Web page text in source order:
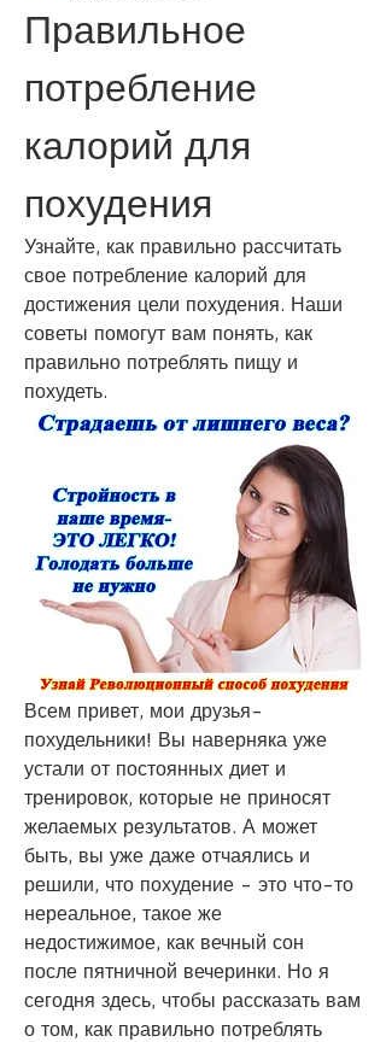
Правильное
потребление
калорий для
похудения
Узнайте, как правильно рассчитать
свое потребление калорий для
достижения цели похудения. Наши
советы помогут вам понять, как
правильно потреблять пищу и
похудеть.
Всем привет, мои друзья-
похудельники! Вы наверняка уже
устали от постоянных диет и
тренировок, которые не приносят
желаемых результатов. А может
быть, вы уже даже отчаялись и
решили, что похудение - это что-то
нереальное, такое же
недостижимое, как вечный сон
после пятничной вечеринки. Но я
сегодня здесь, чтобы рассказать вам
о том, как правильно потреблять